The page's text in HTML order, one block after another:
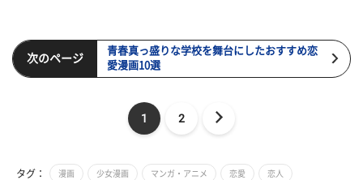
次のページ
青春真っ盛りな学校を舞台にしたおすすめ恋
愛漫画10選
1 2
タグ： 漫画 少女漫画 マンガ・アニメ 恋愛 恋人